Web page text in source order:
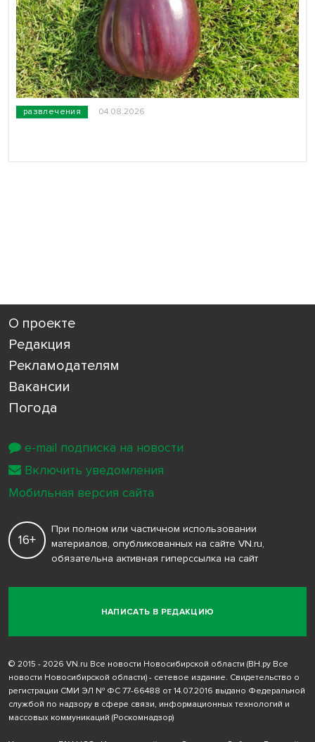
развлечения 04.08.2026
О проекте
Редакция
Рекламодателям
Вакансии
Погода
НАПИСАТЬ В РЕДАКЦИЮ
16+
При полном или частичном использовании
материалов, опубликованных на сайте VN.ru,
обязательна активная гиперссылка на сайт
© 2015 - 2026 VN.ru Все новости Новосибирской области (ВН.ру Все
новости Новосибирской области) - сетевое издание. Свидетельство о
регистрации СМИ ЭЛ № ФС 77-66488 от 14.07.2016 выдано Федеральной
службой по надзору в сфере связи, информационных технологий и
массовых коммуникаций (Роскомнадзор)
e-mail подписка на новости
Включить уведомления
Мобильная версия сайта